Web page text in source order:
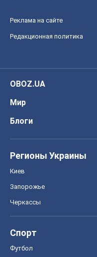
Реклама на сайте
Редакционная политика
OBOZ.UA
Мир
Блоги
Регионы Украины
Киев
Запорожье
Черкассы
Спорт
Футбол